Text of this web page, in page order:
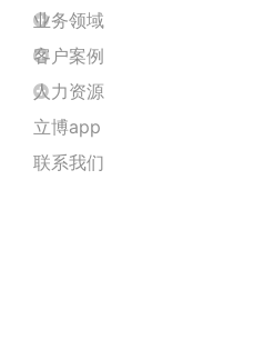
业务领域
客户案例
人力资源
立博app
联系我们